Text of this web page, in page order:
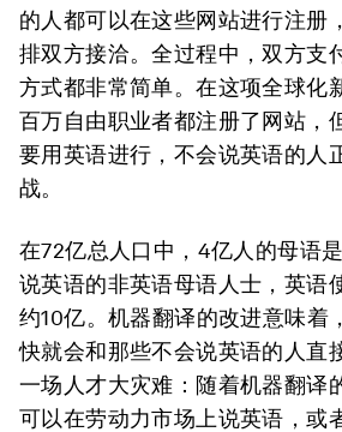
的人都可以在这些网站进行注册
排双方接洽。全过程中，双方支
方式都非常简单。在这项全球化
百万自由职业者都注册了网站，
要用英语进行，不会说英语的人
战。
在72亿总人口中，4亿人的母语
说英语的非英语母语人士，英语
约10亿。机器翻译的改进意味着
快就会和那些不会说英语的人直
一场人才大灾难：随着机器翻译
可以在劳动力市场上说英语，或